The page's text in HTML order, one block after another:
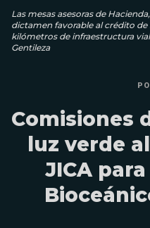
Las mesas asesoras de
dictamen favorable al crédito de
kilómetros de infraestructura
Gentileza
Comisiones
luz verde
JICA